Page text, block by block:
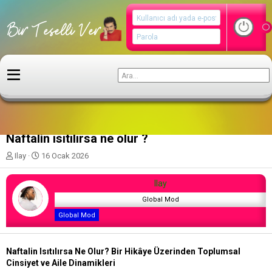
Naftalin ısıtılırsa ne olur ?
K
o
n
u
u
a
l
a
Ilay
B
a
ş
l
a
n
ı
t
a
16 Ocak 2026
Ilay
Global Mod
Global Mod
Naftalin Isıtılırsa Ne Olur? Bir Hikâye Üzerinden Toplumsal
Cinsiyet ve Aile Dinamikleri